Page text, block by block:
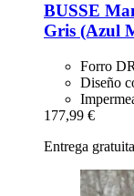
BUSSE
Gris (Azul
Forro
Diseño
177,99 €
Entrega